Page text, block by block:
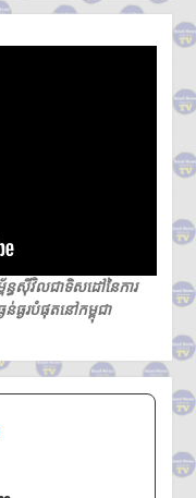
ធស៊ីវិលជាទិសដៅនៃការ
ធ្ងរបំផុតនៅកម្ពុជា